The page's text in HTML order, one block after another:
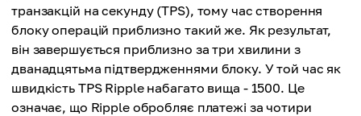
транзакцій на секунду (TPS), тому час створення
блоку операцій приблизно такий же. Як результат,
він завершується приблизно за три хвилини з
дванадцятьма підтвердженнями блоку. У той час як
швидкість TPS Ripple набагато вища - 1500. Це
означає, що Ripple обробляє платежі за чотири